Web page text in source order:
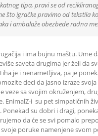
tipa, pravi se od
igračke pravimo od tekstila
i ambalaže obezbede radna
i ima bujnu maštu.
saveta drugima jer želi da
je i nenametljiva, pa je
deci da jasno izraze
veze sa svojim okruženjem,
i su pet simpatičnih
su dobri i dragi,
da će se svi pomalo
poruke namenjene svom